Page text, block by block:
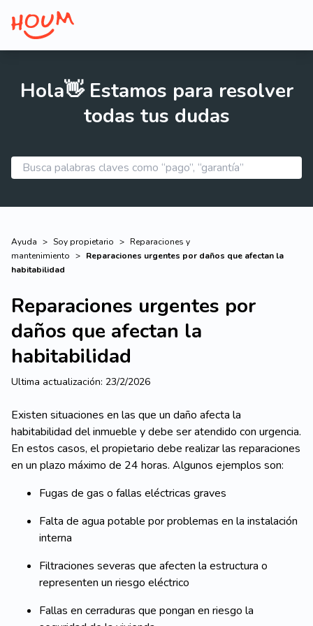
Hola👋 Estamos para resolver
todas tus dudas
Ayuda > Soy propietario > Reparaciones y
mantenimiento > Reparaciones urgentes por daños que afectan la
habitabilidad
Reparaciones urgentes por
daños que afectan la
habitabilidad
Ultima actualización: 23/2/2026
Existen situaciones en las que un daño afecta la
habitabilidad del inmueble y debe ser atendido con urgencia.
En estos casos, el propietario debe realizar las reparaciones
en un plazo máximo de 24 horas. Algunos ejemplos son:
Fugas de gas o fallas eléctricas graves
Falta de agua potable por problemas en la instalación
interna
Filtraciones severas que afecten la estructura o
representen un riesgo eléctrico
Fallas en cerraduras que pongan en riesgo la